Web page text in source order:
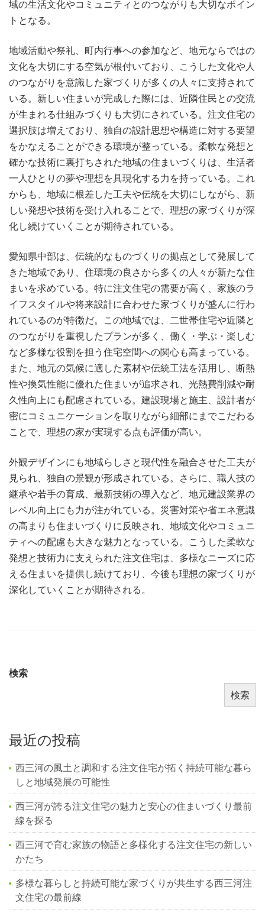
域の生活文化やコミュニティとのつながりも大切なポイン
トとなる。
地域活動や祭礼、町内行事への参加など、地元ならではの
文化を大切にする空気が根付いており、こうした文化や人
のつながりを意識した家づくりが多くの人々に支持されて
いる。新しい住まいが完成した際には、近隣住民との交流
が生まれる仕組みづくりも大切にされている。注文住宅の
選択肢は増えており、独自の設計思想や構造に対する要望
をかなえることができる環境が整っている。柔軟な発想と
確かな技術に裏打ちされた地域の住まいづくりは、生活者
一人ひとりの夢や理想を具現化する力を持っている。これ
からも、地域に根差した工夫や伝統を大切にしながら、新
しい発想や技術を受け入れることで、理想の家づくりが深
化し続けていくことが期待されている。
愛知県中部は、伝統的なものづくりの拠点として発展して
きた地域であり、住環境の良さから多くの人々が新たな住
まいを求めている。特に注文住宅の需要が高く、家族のラ
イフスタイルや将来設計に合わせた家づくりが盛んに行わ
れているのが特徴だ。この地域では、二世帯住宅や近隣と
のつながりを重視したプランが多く、働く・学ぶ・楽しむ
など多様な役割を担う住宅空間への関心も高まっている。
また、地元の気候に適した素材や伝統工法を活用し、断熱
性や換気性能に優れた住まいが追求され、光熱費削減や耐
久性向上にも配慮されている。建設現場と施主、設計者が
密にコミュニケーションを取りながら細部にまでこだわる
ことで、理想の家が実現する点も評価が高い。
外観デザインにも地域らしさと現代性を融合させた工夫が
見られ、独自の景観が形成されている。さらに、職人技の
継承や若手の育成、最新技術の導入など、地元建設業界の
レベル向上にも力が注がれている。災害対策や省エネ意識
の高まりも住まいづくりに反映され、地域文化やコミュニ
ティへの配慮も大きな魅力となっている。こうした柔軟な
発想と技術力に支えられた注文住宅は、多様なニーズに応
える住まいを提供し続けており、今後も理想の家づくりが
深化していくことが期待される。
検索
検索
最近の投稿
西三河の風土と調和する注文住宅が拓く持続可能な暮ら
しと地域発展の可能性
西三河が誇る注文住宅の魅力と安心の住まいづくり最前
線を探る
西三河で育む家族の物語と多様化する注文住宅の新しい
かたち
多様な暮らしと持続可能な家づくりが共生する西三河注
文住宅の最前線